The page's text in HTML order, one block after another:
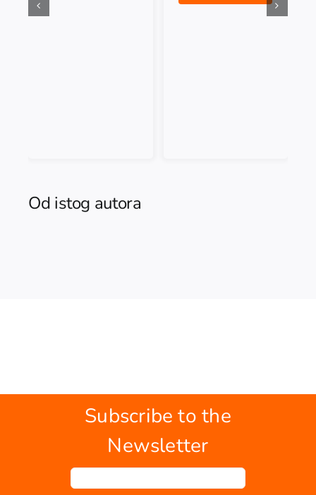
Od istog autora
Subscribe to the
Newsletter